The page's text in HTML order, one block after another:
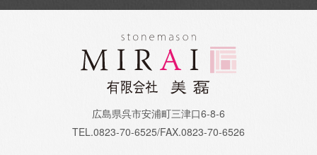
広島県呉市安浦町三津口6-8-6
TEL.0823-70-6525/FAX.0823-70-6526